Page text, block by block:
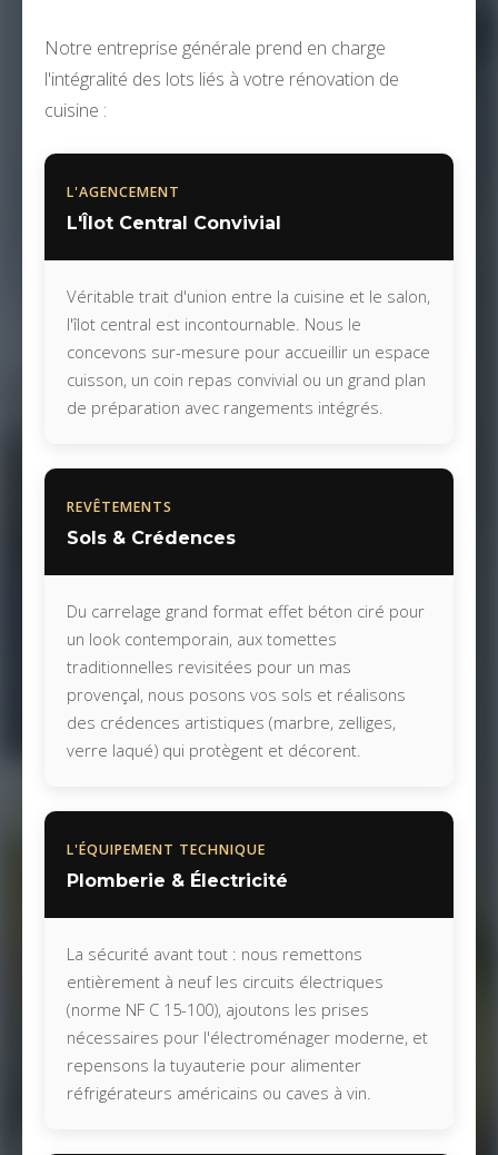
Notre entreprise générale prend en charge
l'intégralité des lots liés à votre rénovation de
cuisine :
L'AGENCEMENT
L'Îlot Central Convivial
Véritable trait d'union entre la cuisine et le salon,
l'îlot central est incontournable. Nous le
concevons sur-mesure pour accueillir un espace
cuisson, un coin repas convivial ou un grand plan
de préparation avec rangements intégrés.
REVÊTEMENTS
Sols & Crédences
Du carrelage grand format effet béton ciré pour
un look contemporain, aux tomettes
traditionnelles revisitées pour un mas
provençal, nous posons vos sols et réalisons
des crédences artistiques (marbre, zelliges,
verre laqué) qui protègent et décorent.
L'ÉQUIPEMENT TECHNIQUE
Plomberie & Électricité
La sécurité avant tout : nous remettons
entièrement à neuf les circuits électriques
(norme NF C 15-100), ajoutons les prises
nécessaires pour l'électroménager moderne, et
repensons la tuyauterie pour alimenter
réfrigérateurs américains ou caves à vin.